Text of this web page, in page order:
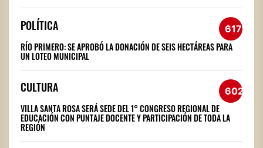
POLÍTICA 617
RÍO PRIMERO: SE APROBÓ LA DONACIÓN DE SEIS HECTÁREAS PARA
UN LOTEO MUNICIPAL
CULTURA 602
VILLA SANTA ROSA SERÁ SEDE DEL 1° CONGRESO REGIONAL DE
EDUCACIÓN CON PUNTAJE DOCENTE Y PARTICIPACIÓN DE TODA LA
REGIÓN